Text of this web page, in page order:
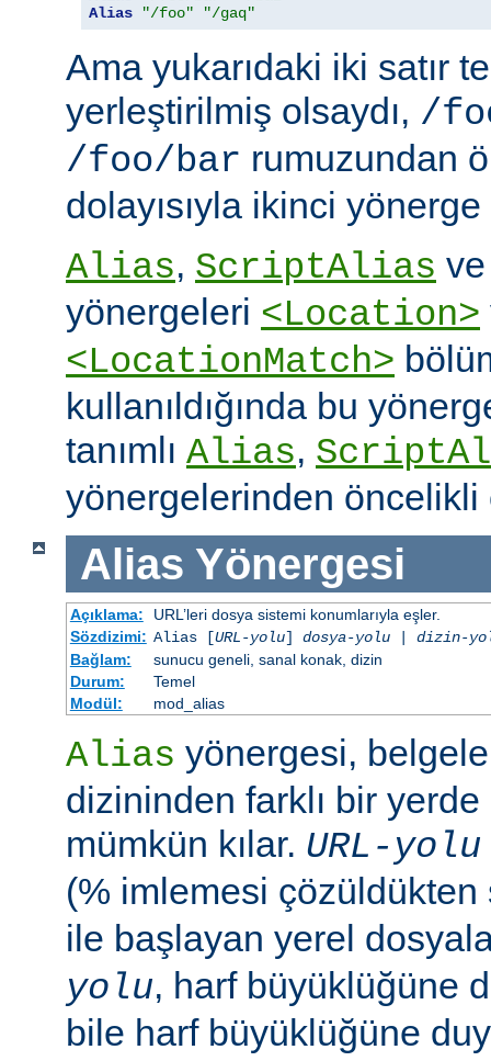
Alias
"/foo" "/gaq"
Ama yukarıdaki iki satır
yerleştirilmiş olsaydı, /
/foo/bar rumuzundan
dolayısıyla ikinci yönerge
Alias, ScriptAlias
yönergeleri <Location>
<LocationMatch>
kullanıldığında bu
tanımlı Alias,
yönergelerinden öncelikli
Alias Yönergesi
Açıklama:
URL’leri dosya sistemi konumlarıyla eşler.
Sözdizimi: Alias [URL-yolu] dosya-yolu| dizin-
Bağlam:
sunucu geneli, sanal konak, dizin
Durum:
Temel
Modül:
mod_alias
Alias yönergesi,
dizininden farklı bir yerde
mümkün kılar. URL-yolu
(% imlemesi
ile başlayan yerel
yolu, harf büyüklüğüne
bile harf büyüklüğüne